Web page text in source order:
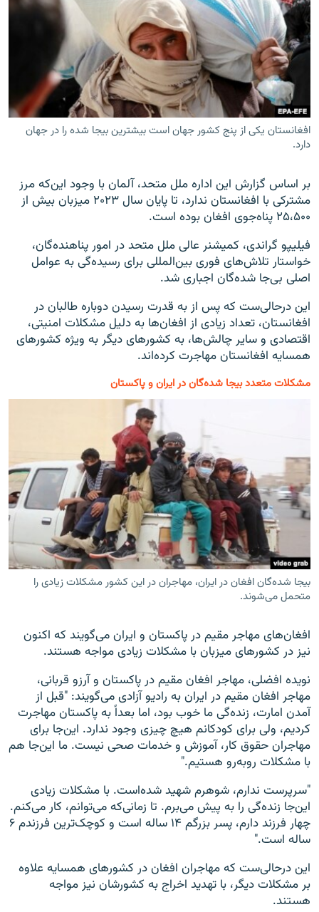
افغانستان یکی از پنج کشور جهان است بیشترین بیجا شده را در جهان
دارد.
بر اساس گزارش این اداره ملل متحد، آلمان با وجود این‌که مرز
مشترکی با افغانستان ندارد، تا پایان سال ۲۰۲۳ میزبان بیش از
۲۵،۵۰۰ پناه‌جوی افغان بوده است.
فیلیپو گراندی، کمیشنر عالی ملل متحد در امور پناهنده‌گان،
خواستار تلاش‌های فوری بین‌المللی برای رسیده‌گی به عوامل
اصلی بی‌جا شده‌گان اجباری شد.
این درحالی‌ست که پس از به قدرت رسیدن دوباره طالبان در
افغانستان، تعداد زیادی از افغان‌ها به دلیل مشکلات امنیتی،
اقتصادی و سایر چالش‌ها، به کشورهای دیگر به ویژه کشورهای
همسایه افغانستان مهاجرت کرده‌اند.
مشکلات متعدد بیجا شده‌گان در ایران و پاکستان
بیجا شده‌گان افغان در ایران، مهاجران در این کشور مشکلات زیادی را
متحمل می‌شوند.
افغان‌های مهاجر مقیم در پاکستان و ایران می‌گویند که اکنون
نیز در کشورهای میزبان با مشکلات زیادی مواجه هستند.
نویده افضلی، مهاجر افغان مقیم در پاکستان و آرزو قربانی،
مهاجر افغان مقیم در ایران به رادیو آزادی می‌گویند: "قبل از
آمدن امارت، زنده‌گی ما خوب بود، اما بعداً به پاکستان مهاجرت
کردیم، ولی برای کودکانم هیچ چیزی وجود ندارد. این‌جا برای
مهاجران حقوق کار، آموزش و خدمات صحی نیست. ما این‌جا هم
با مشکلات روبه‌رو هستیم."
"سرپرست ندارم، شوهرم شهید شده‌است. با مشکلات زیادی
این‌جا زنده‌گی را به پیش می‌برم. تا زمانی‌که می‌توانم، کار می‌کنم.
چهار فرزند دارم، پسر بزرگم ۱۴ ساله است و کوچک‌ترین فرزندم ۶
ساله است."
این درحالی‌ست که مهاجران افغان در کشورهای همسایه علاوه
بر مشکلات دیگر، با تهدید اخراج به کشورشان نیز مواجه
هستند.